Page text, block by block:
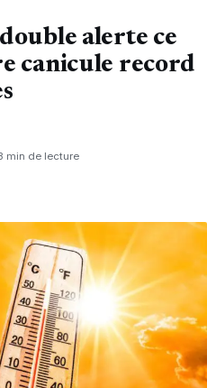
alerte ce
canicule record
min de lecture